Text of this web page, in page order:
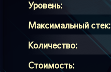
Уровень:
Максимальный стек:
Количество:
Стоимость: